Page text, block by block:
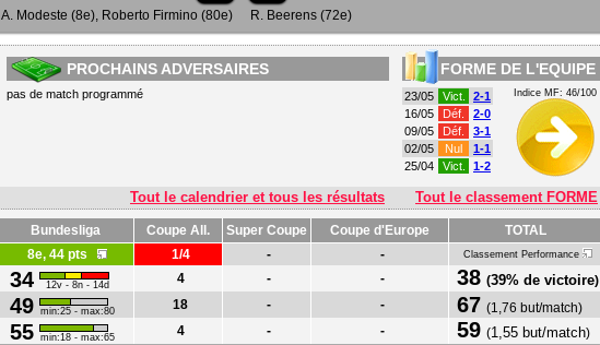
A. Modeste (8e), Roberto Firmino (80e) R. Beerens (72e)
PROCHAINS ADVERSAIRES
pas de match programmé
FORME DE L'EQUIPE
23/05 Vict.
2-1
16/05
Déf.
2-0
09/05
Déf.
3-1
02/05
Nul
1-1
25/04
Vict. 1-2
Indice MF: 46/100
Tout le calendrier et tous les résultats Tout le classement FORME
Bundesliga Coupe All. Super Coupe Coupe d'Europe
TOTAL
8e, 44 pts 1/4 - - Classement Performance
34 12v - 8n - 14d 4 - - 38 (39% de victoire)
49 min:25 - max:80 18 - - 67 (1,76 but/match)
55 min:18 - max:65 4 - - 59 (1,55 but/match)